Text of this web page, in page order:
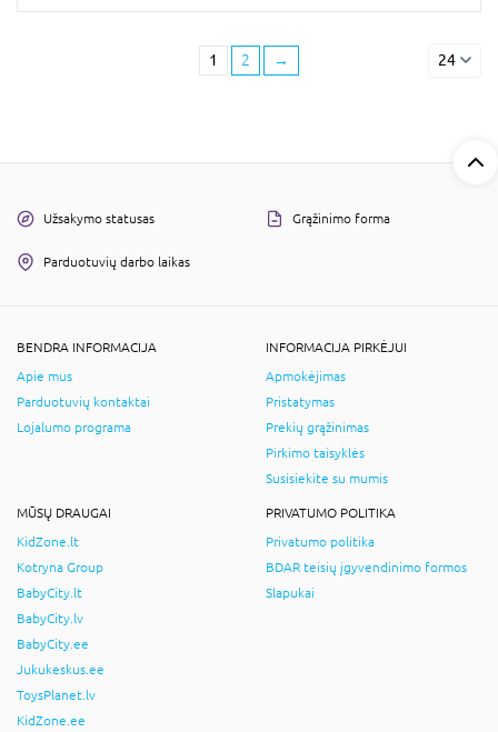
1 2 → 24
Užsakymo statusas Grąžinimo forma
Parduotuvių darbo laikas
BENDRA INFORMACIJA
Apie mus
Parduotuvių kontaktai
Lojalumo programa
INFORMACIJA PIRKĖJUI
Apmokėjimas
Pristatymas
Prekių grąžinimas
Pirkimo taisyklės
Susisiekite su mumis
MŪSŲ DRAUGAI
KidZone.lt
Kotryna Group
BabyCity.lt
BabyCity.lv
BabyCity.ee
Jukukeskus.ee
ToysPlanet.lv
KidZone.ee
PRIVATUMO POLITIKA
Privatumo politika
BDAR teisių įgyvendinimo formos
Slapukai